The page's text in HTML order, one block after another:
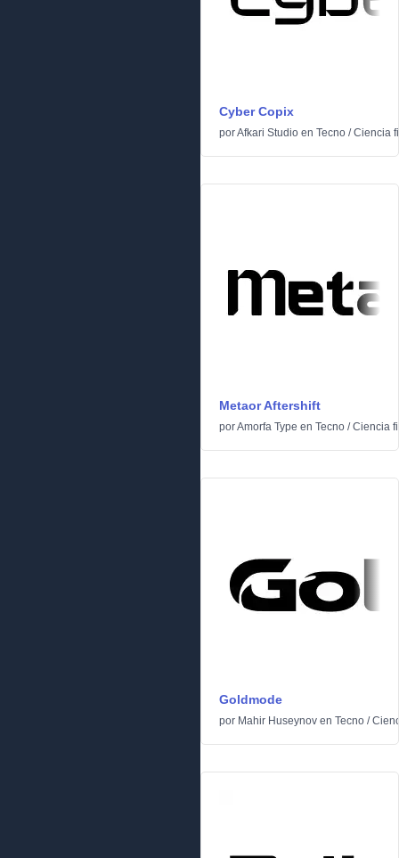
Cyber Copix
porAfkari Studio en Tecno /Ciencia
Metaor Aftershift
porAmorfa Type en Tecno /Ciencia
Goldmode
por Mahir Huseynov en Tecno /